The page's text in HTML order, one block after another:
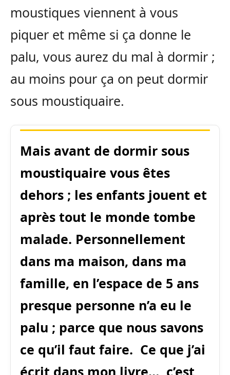
moustiques viennent à vous
piquer et même si ça donne le
palu, vous aurez du mal à dormir ;
au moins pour ça on peut dormir
sous moustiquaire.
Mais avant de dormir sous
moustiquaire vous êtes
dehors ; les enfants jouent et
après tout le monde tombe
malade. Personnellement
dans ma maison, dans ma
famille, en l’espace de 5 ans
presque personne n’a eu le
palu ; parce que nous savons
ce qu’il faut faire. Ce que j’ai
écrit dans mon livre…, c’est